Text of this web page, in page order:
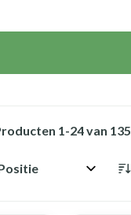
1-24van 135
op: